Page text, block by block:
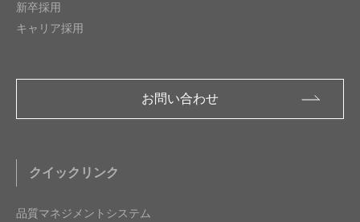
新卒採用
キャリア採用
お問い合わせ
クイックリンク
品質マネジメントシステム